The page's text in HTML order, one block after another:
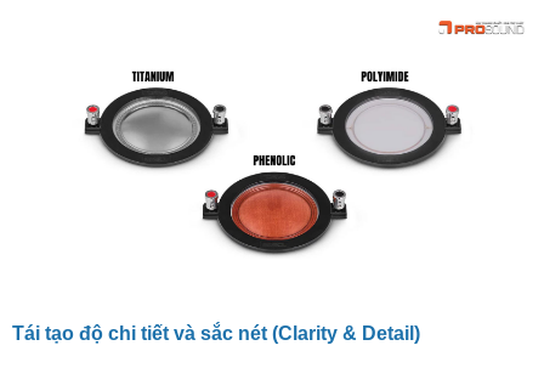
Tái tạo độ chi tiết và sắc nét (Clarity & Detail)